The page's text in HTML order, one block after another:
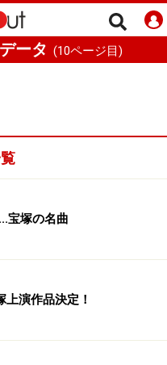
ータ (10ページ目)
塚の名曲
演作品決定！